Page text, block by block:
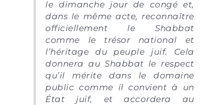
le dimanche jour de congé et,
dans le même acte, reconnaître
officiellement le Shabbat
comme le trésor national et
l’héritage du peuple juif. Cela
donnera au Shabbat le respect
qu’il mérite dans le domaine
public comme il convient à un
État juif, et accordera au